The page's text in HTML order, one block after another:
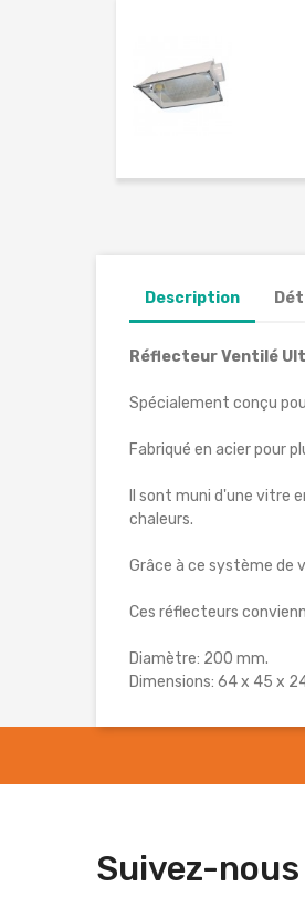
Description
Réflecteur Ventilé
Spécialement conçu
Fabriqué en acier pour
Il sont muni d'une
chaleurs.
Grâce à ce système de
Ces réflecteurs
Diamètre: 200 mm.
Dimensions: 64 x 45 x
Suivez-nous